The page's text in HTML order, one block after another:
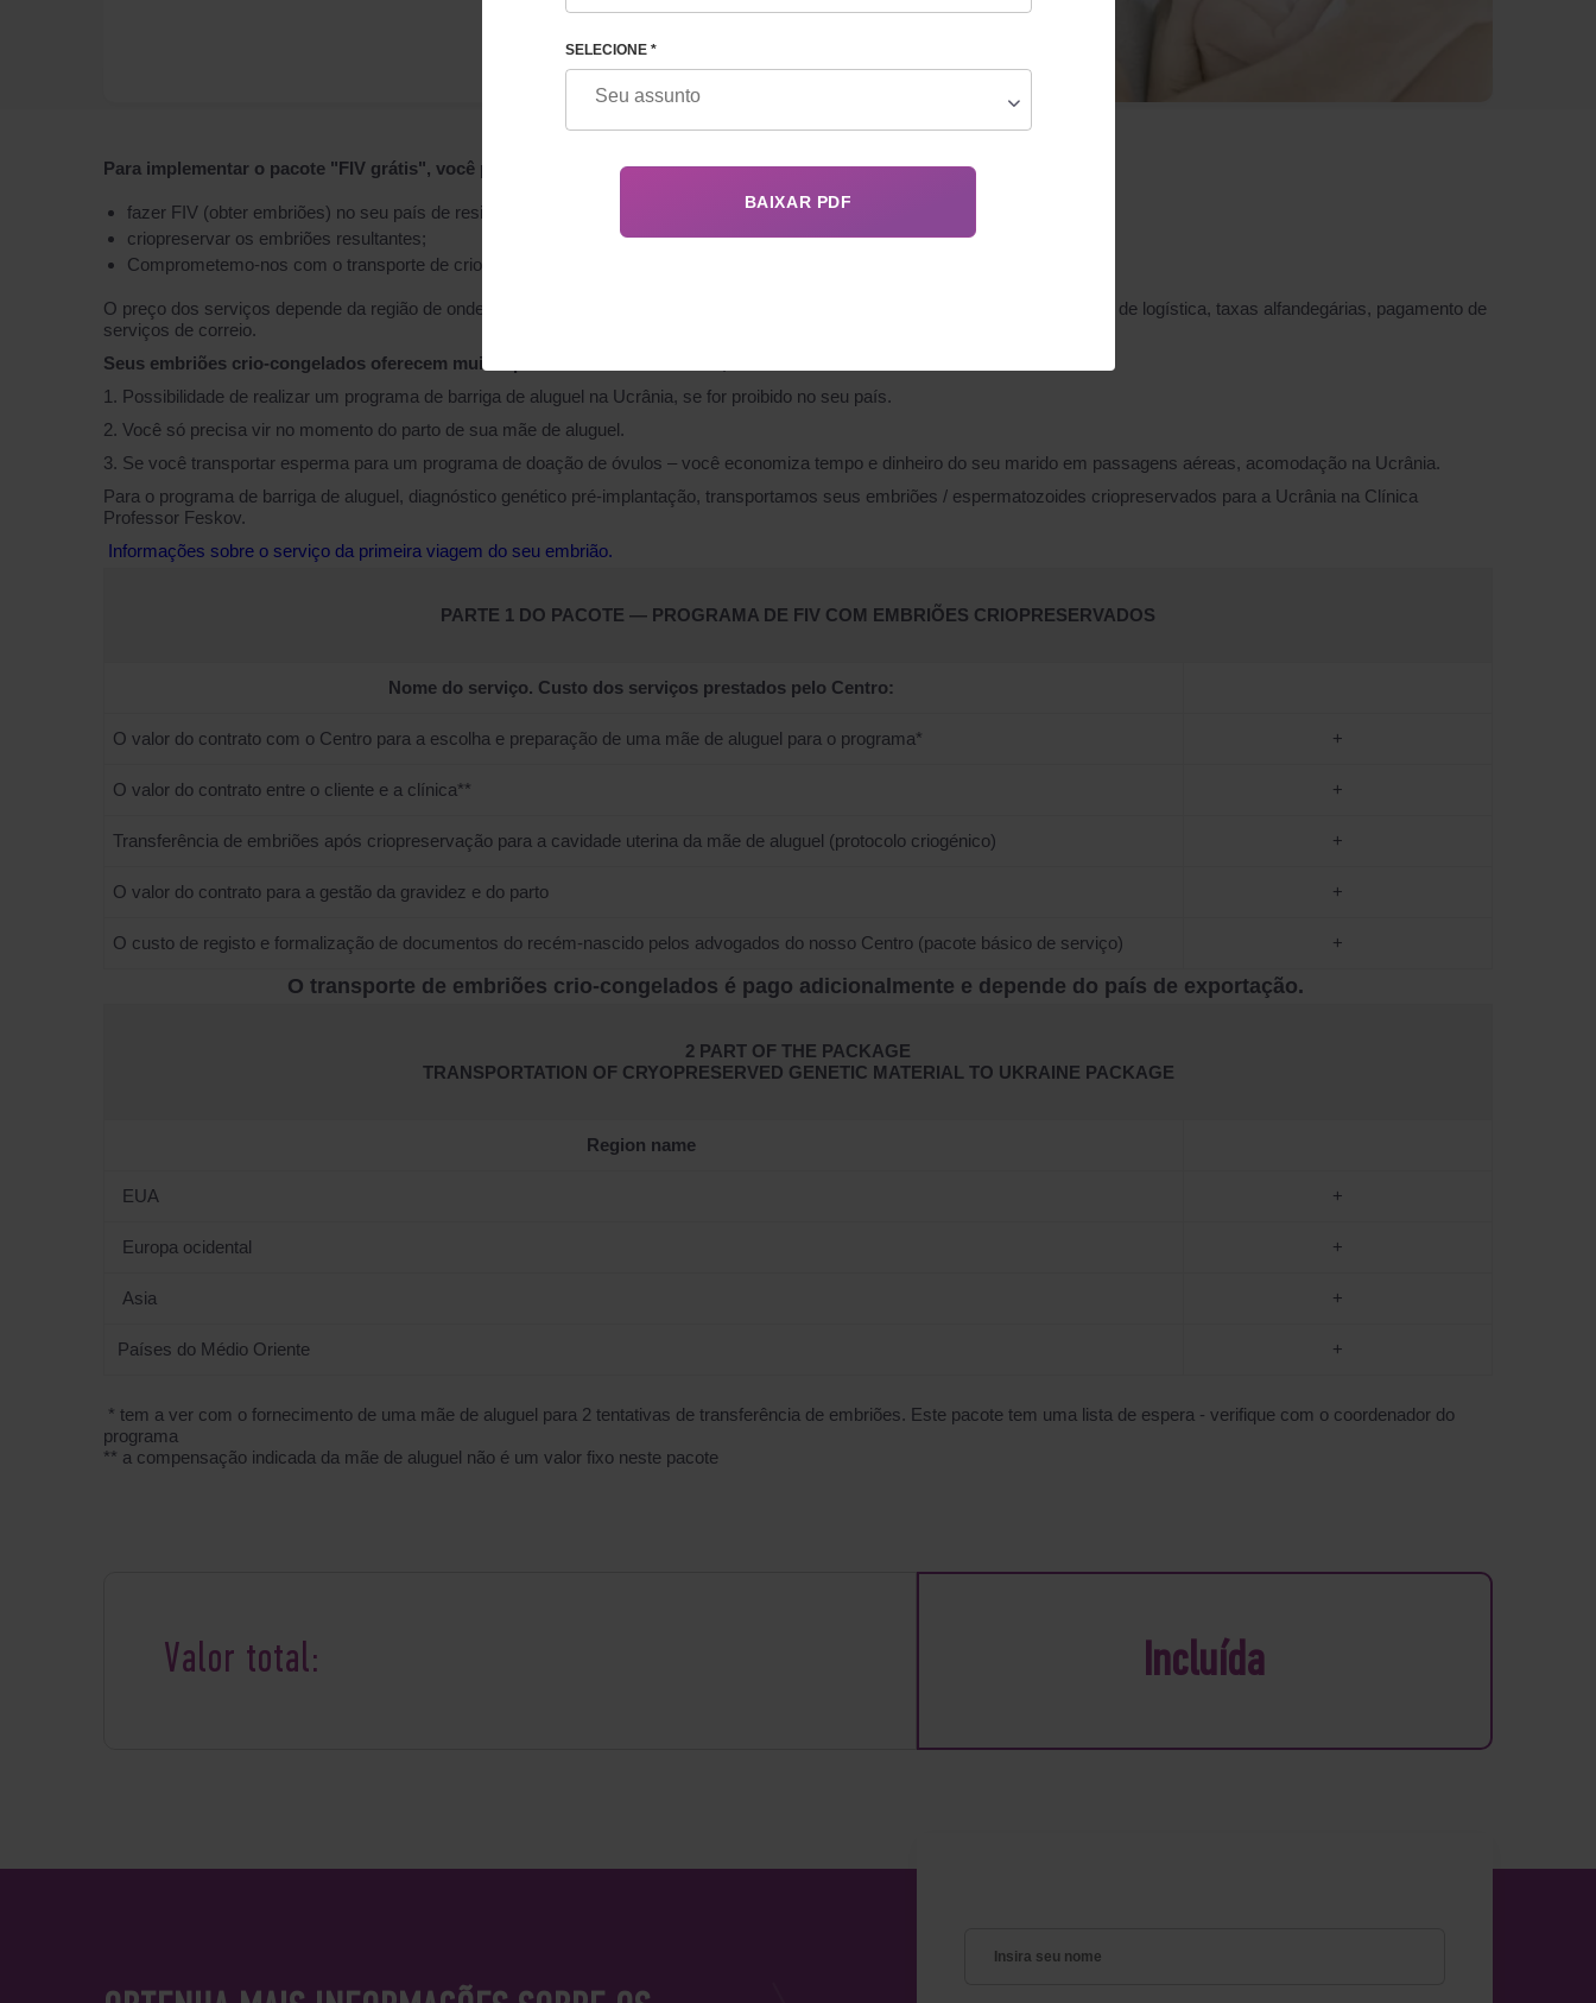
Para implementar o pacote "FIV grátis", você precisa:
fazer FIV (obter embriões) no seu país de residência gratuitamente (os custos são cobertos pelo seu seguro saúde);
criopreservar os embriões resultantes;
Comprometemo-nos com o transporte de crio-embriões.
O preço dos serviços depende da região de onde exportamos crio-embriões e inclui os serviços de despachante aduaneiro, centro de logística, taxas alfandegárias, pagamento de
serviços de correio.
Seus embriões crio-congelados oferecem muitas possibilidades adicionais, a saber:
1. Possibilidade de realizar um programa de barriga de aluguel na Ucrânia, se for proibido no seu país.
2. Você só precisa vir no momento do parto de sua mãe de aluguel.
3. Se você transportar esperma para um programa de doação de óvulos – você economiza tempo e dinheiro do seu marido em passagens aéreas, acomodação na Ucrânia.
Para o programa de barriga de aluguel, diagnóstico genético pré-implantação, transportamos seus embriões / espermatozoides criopreservados para a Ucrânia na Clínica
Professor Feskov.
Informações sobre o serviço da primeira viagem do seu embrião.
PARTE 1 DO PACOTE — PROGRAMA DE FIV COM EMBRIÕES CRIOPRESERVADOS
Nome do serviço. Custo dos serviços prestados pelo Centro:
O valor do contrato com o Centro para a escolha e preparação de uma mãe de aluguel para o programa* +
O valor do contrato entre o cliente e a clínica** +
Transferência de embriões após criopreservação para a cavidade uterina da mãe de aluguel (protocolo criogénico) +
O valor do contrato para a gestão da gravidez e do parto +
O custo de registo e formalização de documentos do recém-nascido pelos advogados do nosso Centro (pacote básico de serviço) +
O transporte de embriões crio-congelados é pago adicionalmente e depende do país de exportação.
2 PART OF THE PACKAGE
TRANSPORTATION OF CRYOPRESERVED GENETIC MATERIAL TO UKRAINE PACKAGE
Region name
EUA +
Europa ocidental +
Asia +
Países do Médio Oriente +
* tem a ver com o fornecimento de uma mãe de aluguel para 2 tentativas de transferência de embriões. Este pacote tem uma lista de espera - verifique com o coordenador do
programa
** a compensação indicada da mãe de aluguel não é um valor fixo neste pacote
Valor total: Incluída
SELECIONE *